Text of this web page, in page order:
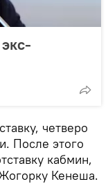
четверо
После этого
кабмин,
Кенеша.